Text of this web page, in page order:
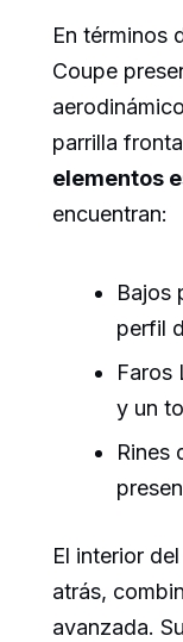
En términos
Coupe
parrilla
elementos
encuentran:
Bajos
perfil
Faros
y un
Rines
El interior
atrás,
avanzada.